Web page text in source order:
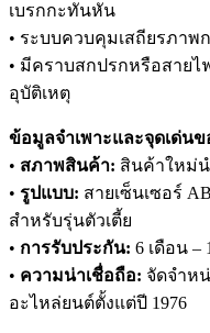
เบรกกะทันหัน
• ระบบควบคุมเสถียรภาพ
• มีคราบสกปรกหรือสาย
อุบัติเหตุ
ข้อมูลจำเพาะและจุดเด่น
• สภาพสินค้า: สินค้าใหม่
• รูปแบบ: สายเซ็นเซอร์
สำหรับรุ่นตัวเตี้ย
• การรับประกัน: 6 เดือน –
• ความน่าเชื่อถือ: จัดจำห
อะไหล่ยนต์ตั้งแต่ปี 1976